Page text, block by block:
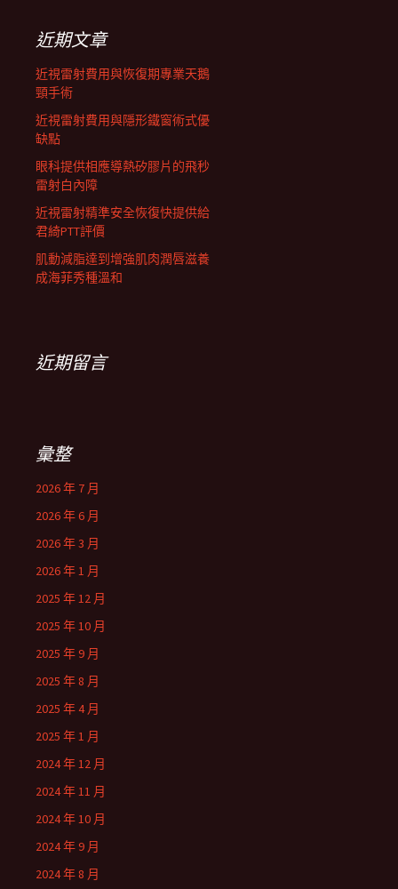
列近期文章
近視雷射費用與恢復期專業天鵝
頸手術
近視雷射費用與隱形鐵窗術式優
缺點
眼科提供相應導熱矽膠片的飛秒
雷射白內障
近視雷射精準安全恢復快提供給
君綺PTT評價
肌動減脂達到增強肌肉潤唇滋養
成海菲秀種溫和
近期留言
彙整
2026 年 7 月
2026 年 6 月
2026 年 3 月
2026 年 1 月
2025 年 12 月
2025 年 10 月
2025 年 9 月
2025 年 8 月
2025 年 4 月
2025 年 1 月
2024 年 12 月
2024 年 11 月
2024 年 10 月
2024 年 9 月
2024 年 8 月